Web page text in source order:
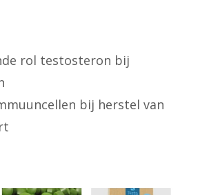
rol testosteron bij
bij herstel van